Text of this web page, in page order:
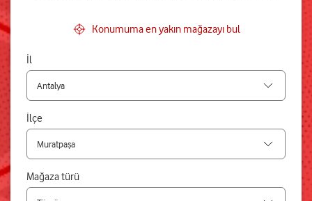
Konumuma en yakın mağazayı bul
İl
İlçe
Mağaza türü